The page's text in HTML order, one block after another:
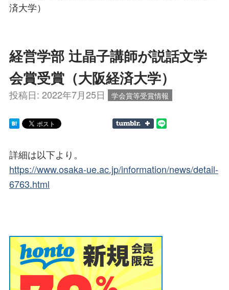
済大学）
経営学部 辻晶子講師が説話文学
会賞受賞（大阪経済大学）
投稿日: 2022年7月25日 学会賞等受賞情報
詳細は以下より。
https://www.osaka-ue.ac.jp/information/news/detail-
6763.html